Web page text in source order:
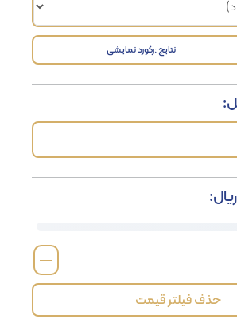
نتایج :رکورد نمایشی
—
حذف فیلتر قیمت